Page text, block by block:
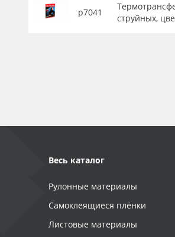
р7041
струйных,
Весь каталог
Рулонные материалы
Самоклеящиеся плёнки
Листовые материалы